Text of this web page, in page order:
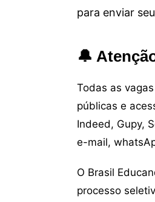
para enviar
🔔
Todas as
públicas e
Indeed, Gupy,
e-mail,
O Brasil
processo